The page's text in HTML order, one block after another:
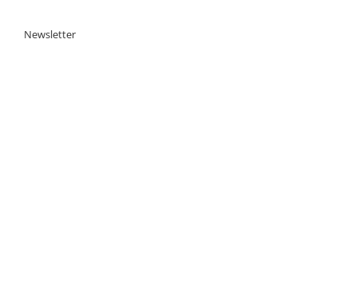
Newsletter